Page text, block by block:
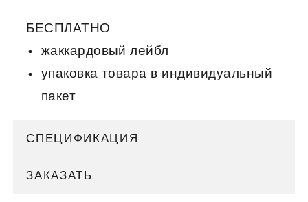
БЕСПЛАТНО
жаккардовый лейбл
упаковка товара в индивидуальный
пакет
СПЕЦИФИКАЦИЯ
ЗАКАЗАТЬ